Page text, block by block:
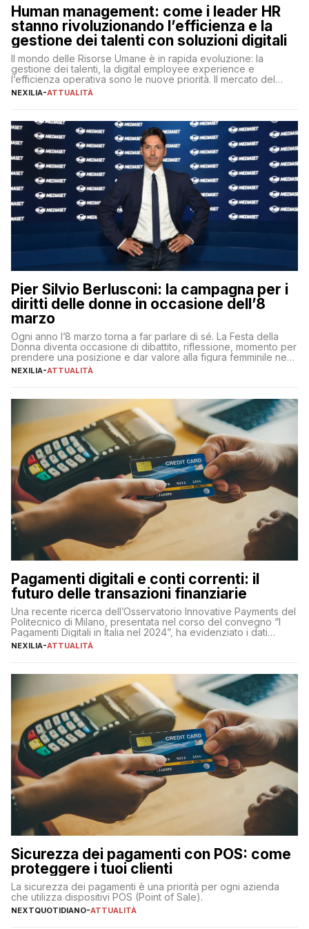
Human management: come i leader HR
stanno rivoluzionando l’efficienza e la
gestione dei talenti con soluzioni digitali
Il mondo delle Risorse Umane è in rapida evoluzione: la
gestione dei talenti, la digital employee experience e
l’efficienza operativa sono le nuove priorità. Il mercato del
lavoro, d’altra parte, è sempre più competitivo con una lotta
NEXILIA-ATTUALITÀ
Pier Silvio Berlusconi: la campagna per i
diritti delle donne in occasione dell’8
marzo
Ogni anno l’8 marzo torna a far parlare di sé. La Festa della
Donna diventa occasione di dibattito, riflessione, momento per
prendere una posizione e dar valore alla figura femminile nella
sua complessità e crucialità. A lanciare un messaggio “forte e
NEXILIA-ATTUALITÀ
Pagamenti digitali e conti correnti: il
futuro delle transazioni finanziarie
Una recente ricerca dell’Osservatorio Innovative Payments del
Politecnico di Milano, presentata nel corso del convegno “I
Pagamenti Digitali in Italia nel 2024”, ha evidenziato i dati
definitivi del primo semestre 2024 relativamente alle
NEXILIA-ATTUALITÀ
Sicurezza dei pagamenti con POS: come
proteggere i tuoi clienti
La sicurezza dei pagamenti è una priorità per ogni azienda
che utilizza dispositivi POS (Point of Sale).
NEXTQUOTIDIANO-ATTUALITÀ